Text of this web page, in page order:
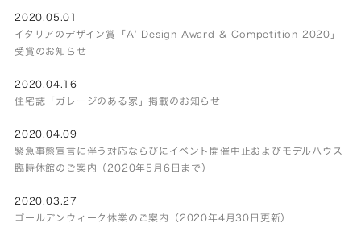
2020.05.01
イタリアのデザイン賞「A’ Design Award & Competition 2020」
受賞のお知らせ
2020.04.16
住宅誌「ガレージのある家」掲載のお知らせ
2020.04.09
緊急事態宣言に伴う対応ならびにイベント開催中止およびモデルハウス
臨時休館のご案内（2020年5月6日まで）
2020.03.27
ゴールデンウィーク休業のご案内（2020年4月30日更新）